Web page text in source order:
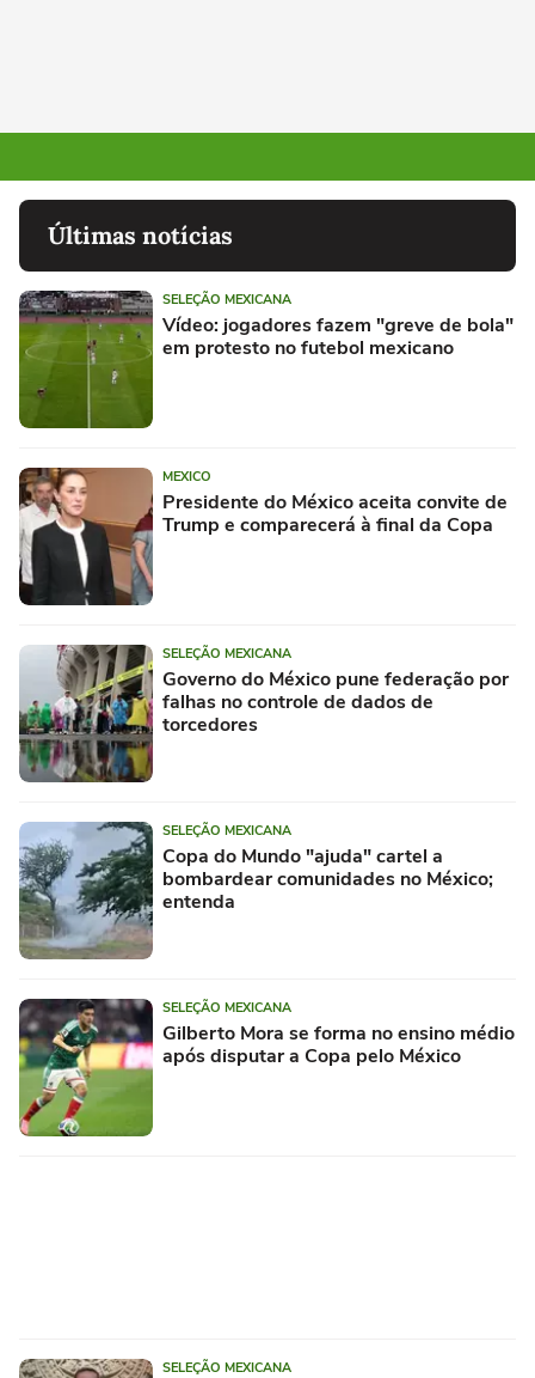
Últimas notícias
SELEÇÃO MEXICANA
Vídeo: jogadores fazem "greve de bola"
em protesto no futebol mexicano
MEXICO
Presidente do México aceita convite de
Trump e comparecerá à final da Copa
SELEÇÃO MEXICANA
Governo do México pune federação por
falhas no controle de dados de
torcedores
SELEÇÃO MEXICANA
Copa do Mundo "ajuda" cartel a
bombardear comunidades no México;
entenda
SELEÇÃO MEXICANA
Gilberto Mora se forma no ensino médio
após disputar a Copa pelo México
SELEÇÃO MEXICANA